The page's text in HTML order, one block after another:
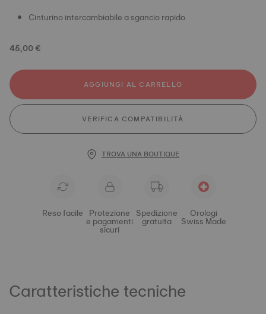
Cinturino intercambiabile a sgancio rapido
45,00 €
AGGIUNGI AL CARRELLO
VERIFICA COMPATIBILITÀ
TROVA UNA BOUTIQUE
Reso facile Protezione
e pagamenti
sicuri
Spedizione
gratuita
Orologi
Swiss Made
Caratteristiche tecniche